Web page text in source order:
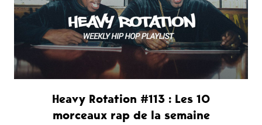
Heavy Rotation #113 : Les 10
morceaux rap de la semaine